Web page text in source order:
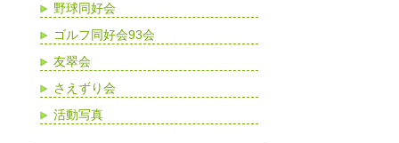
野球同好会
ゴルフ同好会93会
友翠会
さえずり会
活動写真